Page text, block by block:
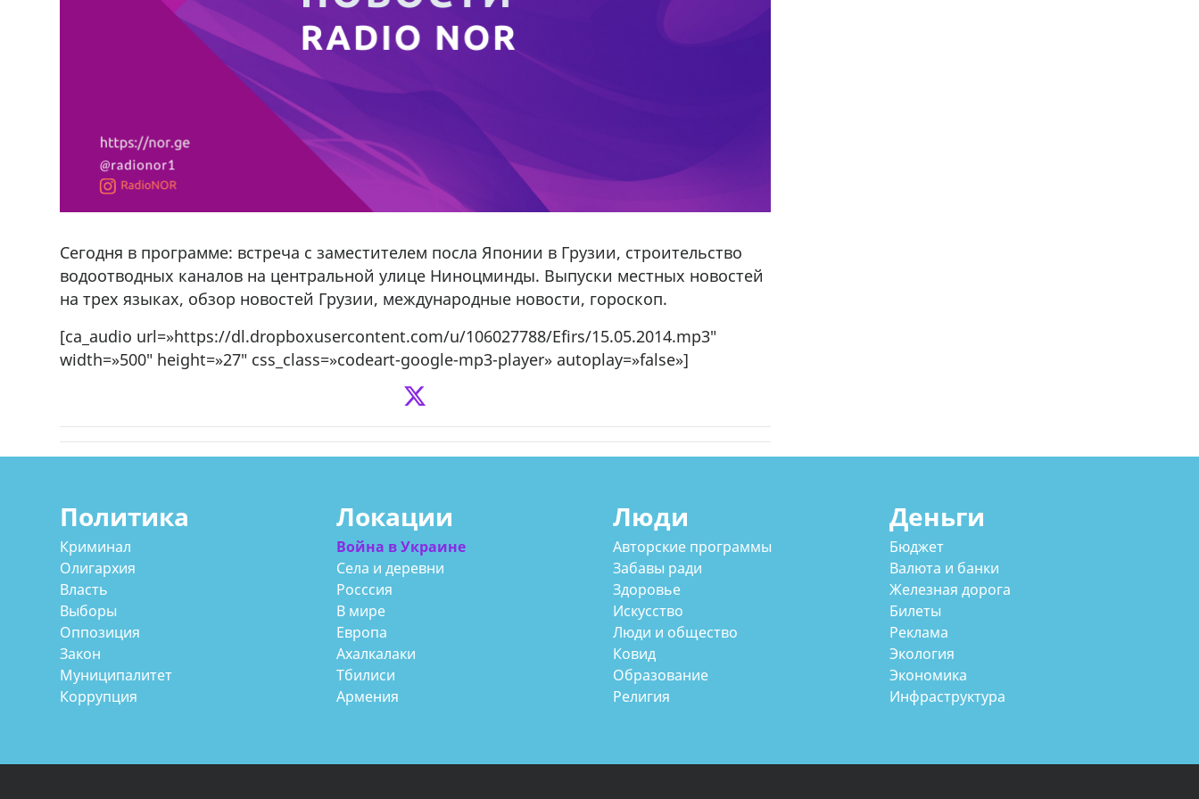
Сегодня в программе: встреча с заместителем посла Японии в Грузии, строительство
водоотводных каналов на центральной улице Ниноцминды. Выпуски местных новостей
на трех языках, обзор новостей Грузии, международные новости, гороскоп.
[ca_audio url=»https://dl.dropboxusercontent.com/u/106027788/Efirs/15.05.2014.mp3″
width=»500″ height=»27″ css_class=»codeart-google-mp3-player» autoplay=»false»]
Политика
Криминал
Олигархия
Власть
Выборы
Оппозиция
Закон
Муниципалитет
Коррупция
Локации
Война в Украине
Села и деревни
Росссия
В мире
Европа
Ахалкалаки
Тбилиси
Армения
Люди
Авторские программы
Забавы ради
Здоровье
Искусство
Люди и общество
Ковид
Образование
Религия
Деньги
Бюджет
Валюта и банки
Железная дорога
Билеты
Реклама
Экология
Экономика
Инфраструктура